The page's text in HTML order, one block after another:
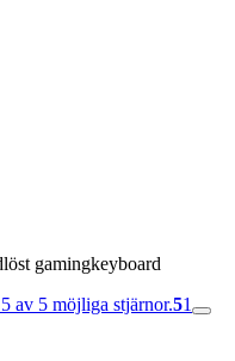
gamingkeyboard
av 5 möjliga stjärnor.51